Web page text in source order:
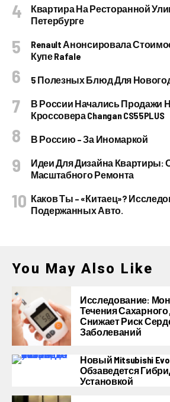
Квартира На Ресторанной
Петербурге
Renault Анонсировала
Купе Rafale
5 Полезных Блюд Для
В России Начались Продажи
Кроссовера Changan CS55PLUS
В Россию – За Иномаркой
Идеи Для Дизайна Квартиры:
Масштабного Ремонта
Каков Ты – «китаец»?
Подержанных Авто.
You May Also Like
Исследование:
Течения
Снижает Риск
Заболеваний
Новый Mitsubishi
Обзаведется
Установкой